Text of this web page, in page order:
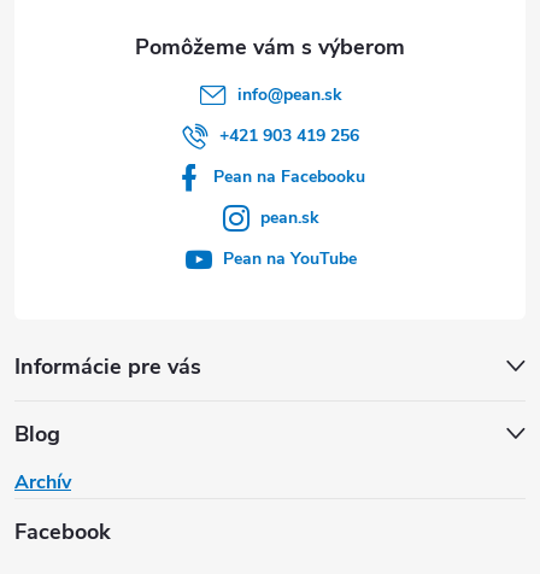
Informácie pre vás
Blog
Archív
Facebook
info@pean.sk
+421 903 419 256
Pean na Facebooku
pean.sk
Pean na YouTube